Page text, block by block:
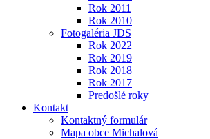
Rok 2011
Rok 2010
Fotogaléria JDS
Rok 2022
Rok 2019
Rok 2018
Rok 2017
Predošlé roky
Kontakt
Kontaktný formulár
Mapa obce Michalová